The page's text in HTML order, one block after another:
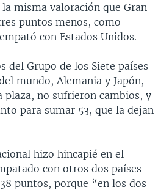
la misma valoración que Gran
puntos menos, como
con Estados Unidos.
del Grupo de los Siete países
mundo, Alemania y Japón,
plaza, no sufrieron cambios, y
para sumar 53, que la dejan
hizo hincapié en el
con otros dos países
puntos, porque “en los dos